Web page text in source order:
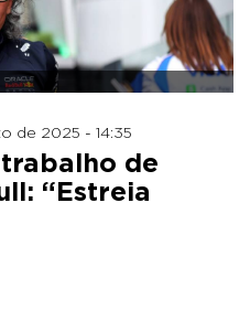
de 2025 - 14:35
trabalho de
“Estreia